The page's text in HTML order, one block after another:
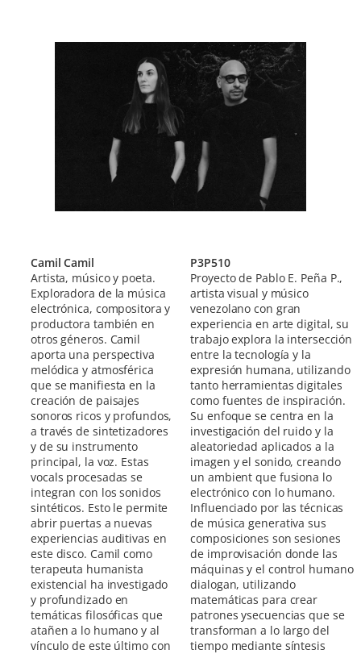
Camil Camil
Artista, músico y poeta.
Exploradora de la música
electrónica, compositora y
productora también en
otros géneros. Camil
aporta una perspectiva
melódica y atmosférica
que se manifiesta en la
creación de paisajes
sonoros ricos y profundos,
a través de sintetizadores
y de su instrumento
principal, la voz. Estas
vocals procesadas se
integran con los sonidos
sintéticos. Esto le permite
abrir puertas a nuevas
experiencias auditivas en
este disco. Camil como
terapeuta humanista
existencial ha investigado
y profundizado en
temáticas filosóficas que
atañen a lo humano y al
vínculo de este último con
P3P510
Proyecto de Pablo E. Peña P.,
artista visual y músico
venezolano con gran
experiencia en arte digital, su
trabajo explora la intersección
entre la tecnología y la
expresión humana, utilizando
tanto herramientas digitales
como fuentes de inspiración.
Su enfoque se centra en la
investigación del ruido y la
aleatoriedad aplicados a la
imagen y el sonido, creando
un ambient que fusiona lo
electrónico con lo humano.
Influenciado por las técnicas
de música generativa sus
composiciones son sesiones
de improvisación donde las
máquinas y el control humano
dialogan, utilizando
matemáticas para crear
patrones ysecuencias que se
transforman a lo largo del
tiempo mediante síntesis